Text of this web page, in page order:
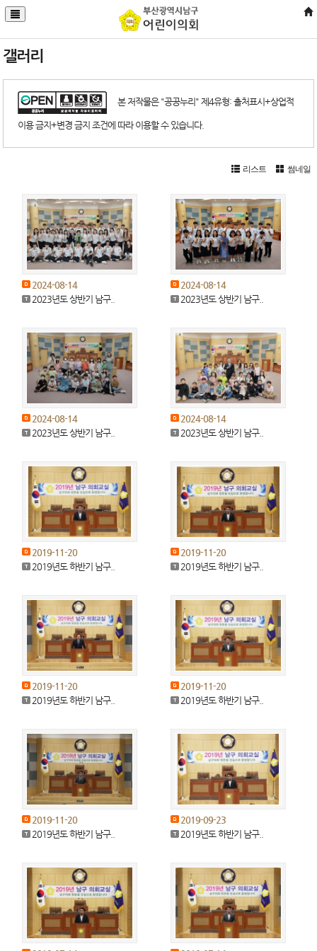
갤러리
본 저작물은 "공공누리" 제4유형: 출처표시+상업적
이용 금지+변경 금지 조건에 따라 이용할 수 있습니다.
리스트 썸네일
2024-08-14
2023년도 상반기 남구..
2024-08-14
2023년도 상반기 남구..
2024-08-14
2023년도 상반기 남구..
2024-08-14
2023년도 상반기 남구..
2019-11-20
2019년도 하반기 남구..
2019-11-20
2019년도 하반기 남구..
2019-11-20
2019년도 하반기 남구..
2019-11-20
2019년도 하반기 남구..
2019-11-20
2019년도 하반기 남구..
2019-09-23
2019년도 하반기 남구..